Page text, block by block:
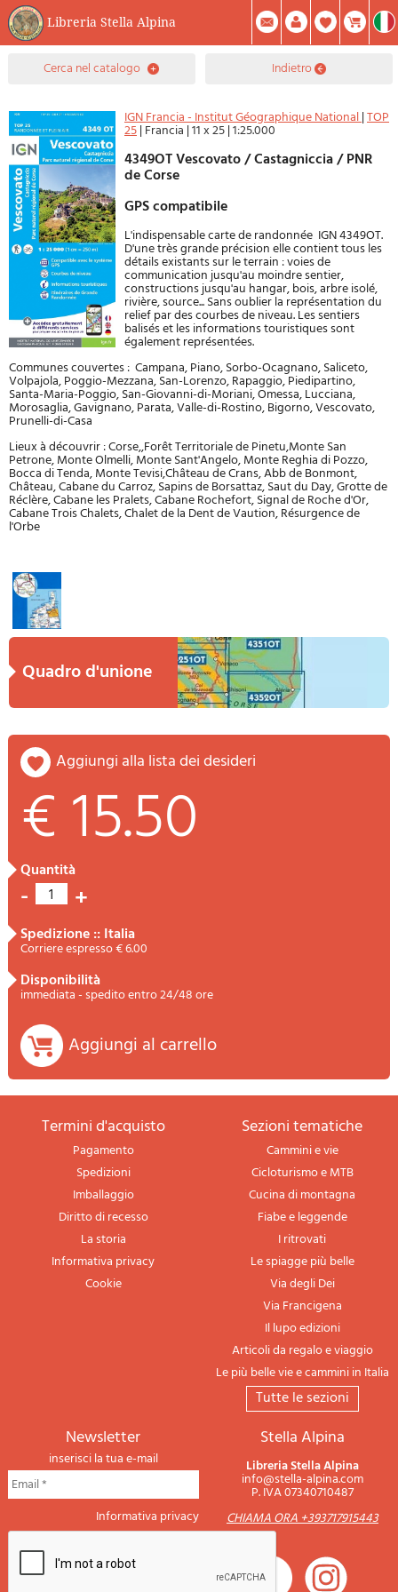
Libreria Stella Alpina
0 Prodotto(i) Attualmente Nel Carrello Riepilogo
Facebook
Registrati Mod. Password
cerca nel catalogo indietro
IGN Francia - Institut Géographique National|TOP
25| Francia |11 x 25|1:25.000
4349OT Vescovato / Castagniccia / PNR
de Corse
GPS compatibile
L'indispensable carte de randonnée IGN 4349OT.
D'une très grande précision elle contient tous les
détails existants sur le terrain : voies de
communication jusqu'au moindre sentier,
constructions jusqu'au hangar, bois, arbre isolé,
rivière, source... Sans oublier la représentation du
relief par des courbes de niveau. Les sentiers
balisés et les informations touristiques sont
également représentées.
Communes couvertes : Campana, Piano, Sorbo-Ocagnano, Saliceto,
Volpajola, Poggio-Mezzana, San-Lorenzo, Rapaggio, Piedipartino,
Santa-Maria-Poggio, San-Giovanni-di-Moriani, Omessa, Lucciana,
Morosaglia, Gavignano, Parata, Valle-di-Rostino, Bigorno, Vescovato,
Prunelli-di-Casa
Lieux à découvrir : Corse,,Forêt Territoriale de Pinetu,Monte San
Petrone, Monte Olmelli, Monte Sant'Angelo, Monte Reghia di Pozzo,
Bocca di Tenda, Monte Tevisi,Château de Crans, Abb de Bonmont,
Château, Cabane du Carroz, Sapins de Borsattaz, Saut du Day, Grotte de
Réclère, Cabane les Pralets, Cabane Rochefort, Signal de Roche d'Or,
Cabane Trois Chalets, Chalet de la Dent de Vaution, Résurgence de
l'Orbe
quadro d'unione
aggiungi alla lista dei desideri
€ 15.50
quantità
- 1 +
spedizione :: Italia
Corriere espresso € 6.00
disponibilità
immediata - spedito entro 24/48 ore
Aggiungi al carrello
termini d'acquisto
Pagamento
Spedizioni
Imballaggio
Diritto di recesso
La storia
Informativa privacy
Cookie
sezioni tematiche
Cammini e vie
Cicloturismo e MTB
Cucina di montagna
Fiabe e leggende
I ritrovati
Le spiagge più belle
Via degli Dei
Via Francigena
Il lupo edizioni
Articoli da regalo e viaggio
Le più belle vie e cammini in Italia
tutte le sezioni
newsletter
inserisci la tua e-mail
Informativa privacy
Stella Alpina
Libreria Stella Alpina
info@stella-alpina.com
P. IVA 07340710487
CHIAMA ORA +393717915443